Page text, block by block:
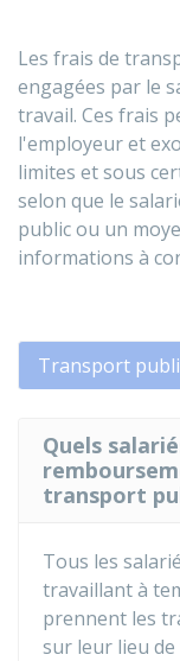
Les frais de
engagées par le
travail. Ces frais
l'employeur et
limites et sous
selon que le
public ou un
informations à
Transport
Quels
transport
Tous les
travaillant à
prennent les
sur leur lieu